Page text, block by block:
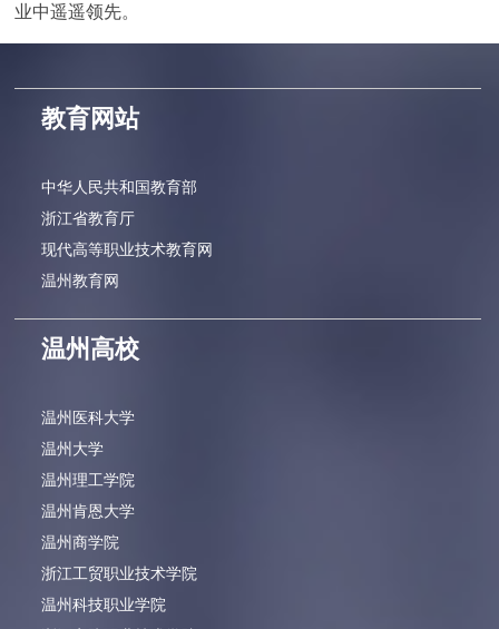
业中遥遥领先。
教育网站
中华人民共和国教育部
浙江省教育厅
现代高等职业技术教育网
温州教育网
温州高校
温州医科大学
温州大学
温州理工学院
温州肯恩大学
温州商学院
浙江工贸职业技术学院
温州科技职业学院